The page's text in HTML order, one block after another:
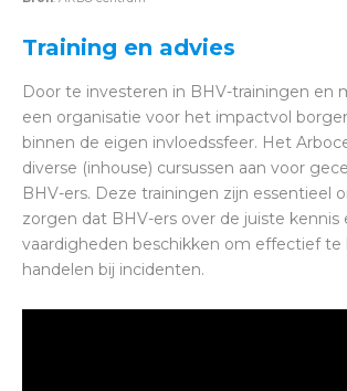
Training en advies
Door te investeren in BHV-trainingen en
een organisatie voor het impactvol
binnen de eigen invloedssfeer. Het
diverse (inhouse) cursussen aan voor
BHV-ers. Deze trainingen zijn essentieel
zorgen dat BHV-ers over de juiste kennis
vaardigheden beschikken om effectief te
handelen bij incidenten.